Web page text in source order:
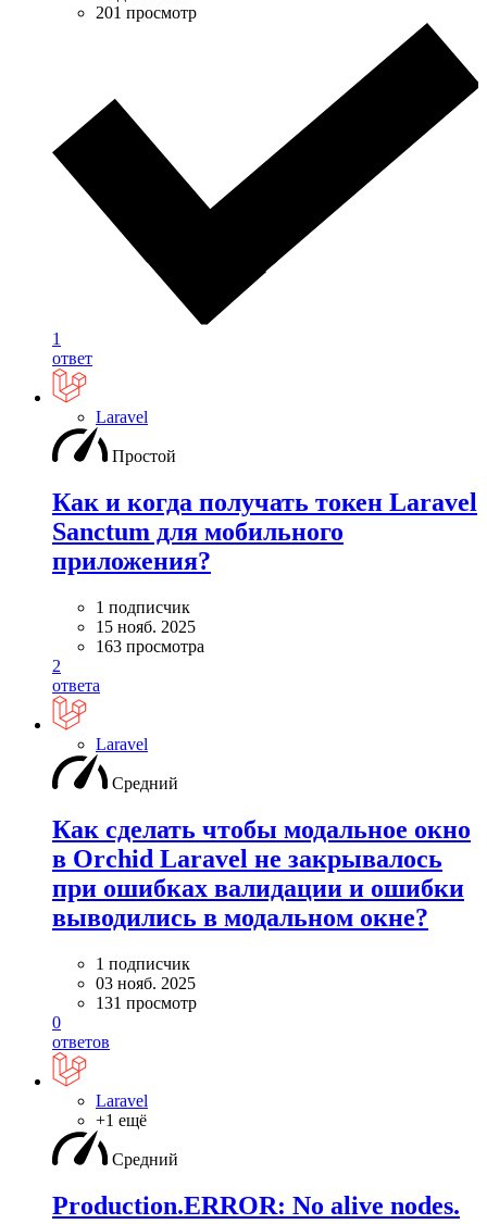
201 просмотр
1
ответ
Laravel
Простой
Как и когда получать токен Laravel
Sanctum для мобильного
приложения?
1 подписчик
15 нояб. 2025
163 просмотра
2
ответа
Laravel
Средний
Как сделать чтобы модальное окно
в Orchid Laravel не закрывалось
при ошибках валидации и ошибки
выводились в модальном окне?
1 подписчик
03 нояб. 2025
131 просмотр
0
ответов
Laravel
+1 ещё
Средний
Production.ERROR: No alive nodes.